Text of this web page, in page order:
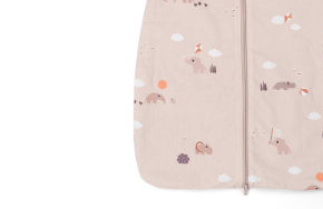
Varaosat
Kampanjat
Suosikit